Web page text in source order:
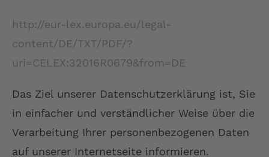
http://eur-lex.europa.eu/legal-
content/DE/TXT/PDF/?
uri=CELEX:32016R0679&from=DE
Das Ziel unserer Datenschutzerklärung ist, Sie
in einfacher und verständlicher Weise über die
Verarbeitung Ihrer personenbezogenen Daten
auf unserer Internetseite informieren.